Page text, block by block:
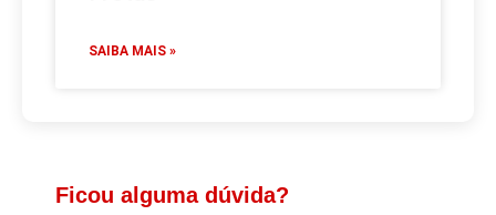
SAIBA MAIS »
Ficou alguma dúvida?